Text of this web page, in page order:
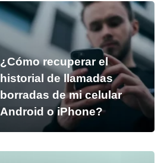
¿Cómo recuperar el
historial de llamadas
borradas de mi celular
Android o iPhone?